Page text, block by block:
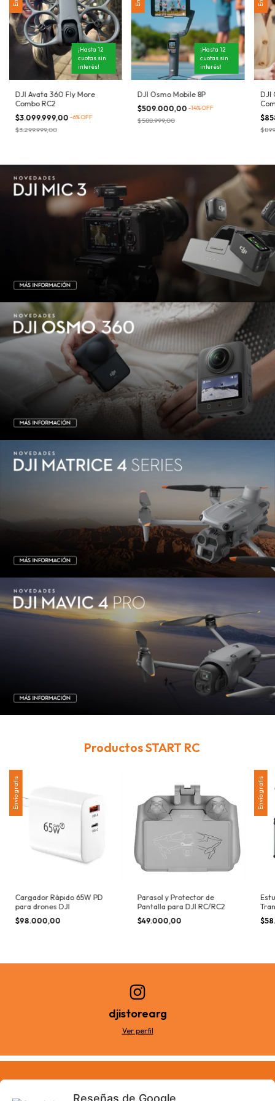
¡Hasta 12
cuotas sin
interés!
DJI Avata 360 Fly More
Combo RC2
$3.099.999,00 -6%OFF
$3.299.999,00
¡Hasta 12
cuotas sin
interés!
DJI Osmo Mobile 8P
$509.000,00-14%OFF
$588.999,00
DJI
Productos START RC
Envío gratis
Cargador Rápido 65W PD
para drones DJI
$98.000,00
Parasol y Protector de
Pantalla para DJI RC/RC2
$49.000,00
Envío gratis
LiPo
djistorearg
Ver perfil